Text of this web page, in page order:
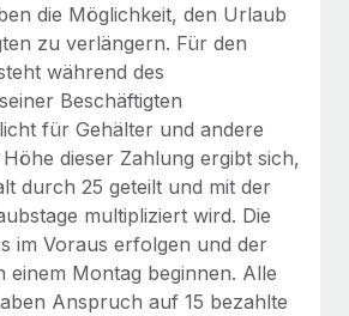
Mitarbeiter:innen in 19 Ländern
Marktführer im Bereich der
für mobile Apps. Das...
die Möglichkeit, den Urlaub
zu verlängern. Für den
während des
Beschäftigten
für Gehälter und andere
dieser Zahlung ergibt sich,
durch 25 geteilt und mit der
multipliziert wird. Die
im Voraus erfolgen und der
einem Montag beginnen. Alle
Anspruch auf 15 bezahlte